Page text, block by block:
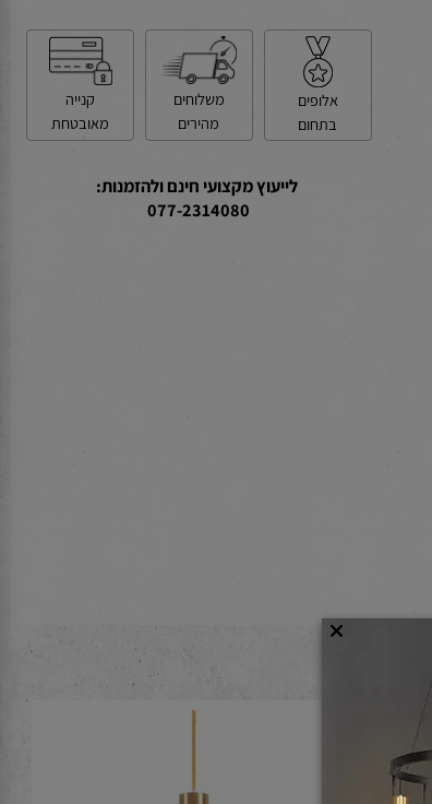
אלופים
בתחום
משלוחים
מהירים
קנייה
מאובטחת
לייעוץ מקצועי חינם ולהזמנות: